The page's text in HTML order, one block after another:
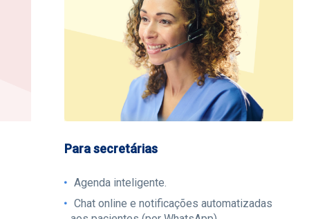
Para secretárias
Agenda inteligente.
Chat online e notificações automatizadas